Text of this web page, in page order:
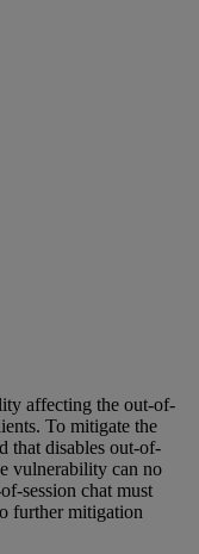
affecting the out-of-
To mitigate the
that disables out-of-
vulnerability can no
session chat must
further mitigation